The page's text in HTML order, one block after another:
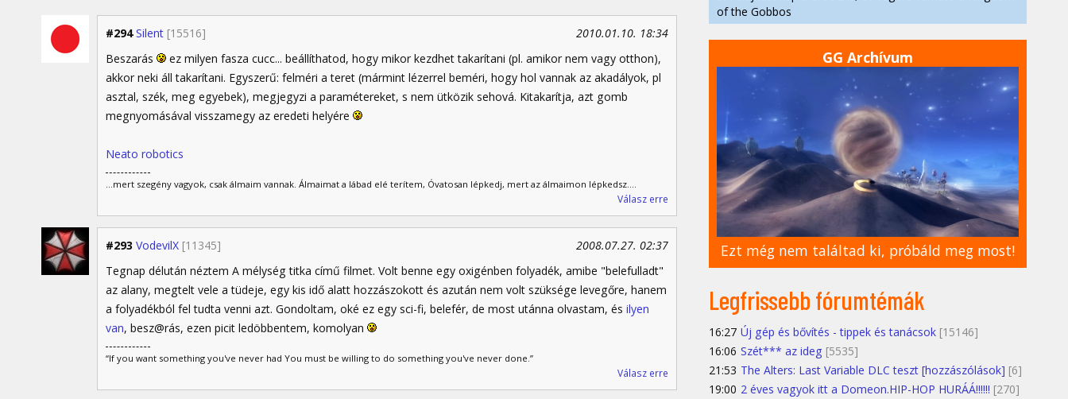
#294 Silent [15516]
2010.01.10. 18:34
Beszarás
ez milyen fasza cucc... beállíthatod, hogy mikor kezdhet takarítani (pl. amikor nem vagy otthon),
akkor neki áll takarítani. Egyszerű: felméri a teret (mármint lézerrel beméri, hogy hol vannak az akadályok, pl
asztal, szék, meg egyebek), megjegyzi a paramétereket, s nem ütközik sehová. Kitakarítja, azt gomb
megnyomásával visszamegy az eredeti helyére
Neato robotics
...mert szegény vagyok, csak álmaim vannak. Álmaimat a lábad elé terítem, Óvatosan lépkedj, mert az álmaimon lépkedsz....
Válasz erre
#293 VodevilX [11345]
2008.07.27. 02:37
Tegnap délután néztem A mélység titka című filmet. Volt benne egy oxigénben folyadék, amibe "belefulladt"
az alany, megtelt vele a tüdeje, egy kis idő alatt hozzászokott és azután nem volt szüksége levegőre, hanem
a folyadékból fel tudta venni azt. Gondoltam, oké ez egy sci-fi, belefér, de most utánna olvastam, és ilyen
van, besz@rás, ezen picit ledöbbentem, komolyan
“If you want something you've never had You must be willing to do something you've never done.”
Válasz erre
of the Gobbos
GG Archívum
Ezt még nem találtad ki, próbáld meg most!
Legfrissebb fórumtémák
16:27 Új gép és bővítés - tippek és tanácsok [15146]
16:06 Szét*** az ideg [5535]
21:53 The Alters: Last Variable DLC teszt [hozzászólások] [6]
19:00 2 éves vagyok itt a Domeon.HIP-HOP HURÁÁ!!!!!! [270]